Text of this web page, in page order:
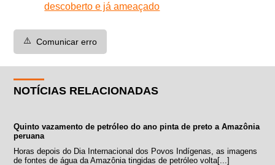
descoberto e já ameaçado
⚠️ Comunicar erro
NOTÍCIAS RELACIONADAS
Quinto vazamento de petróleo do ano pinta de preto a Amazônia
peruana
Horas depois do Dia Internacional dos Povos Indígenas, as imagens
de fontes de água da Amazônia tingidas de petróleo volta[...]